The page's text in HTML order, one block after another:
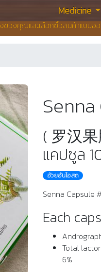
ของคุณและเลือกซื้อสินค้าแบบอ
Medicine
( 罗汉
แคปซูล
อ้วยอันโอสถ
Senna Capsule
Each
Total
6%